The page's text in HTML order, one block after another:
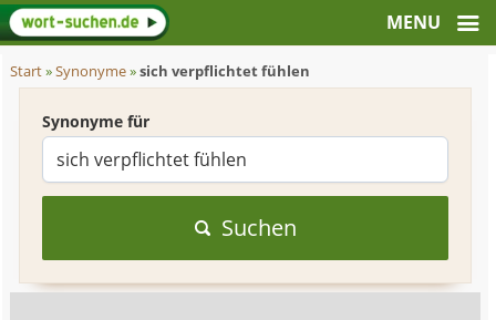
Start»Synonyme»sich verpflichtet fühlen
Synonyme für
Suchen